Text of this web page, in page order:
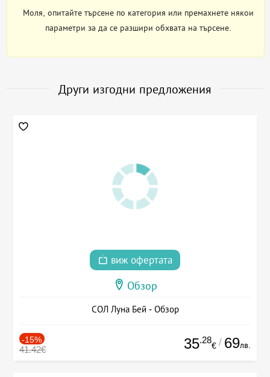
Моля, опитайте търсене по категория или премахнете някои
параметри за да се разшири обхвата на търсене.
Други изгодни предложения
виж офертата
Обзор
СОЛ Луна Бей - Обзор
-15%
41.42€ 35.28
€ / 69лв.